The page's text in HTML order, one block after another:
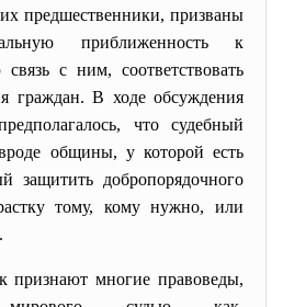
предшественники, призваны
приближенность к
с ним, соответствовать
граждан. В ходе обсуждения
что судебный
общины, у которой есть
защитить добропорядочного
тому, кому нужно, или
.
признают многие правоведы,